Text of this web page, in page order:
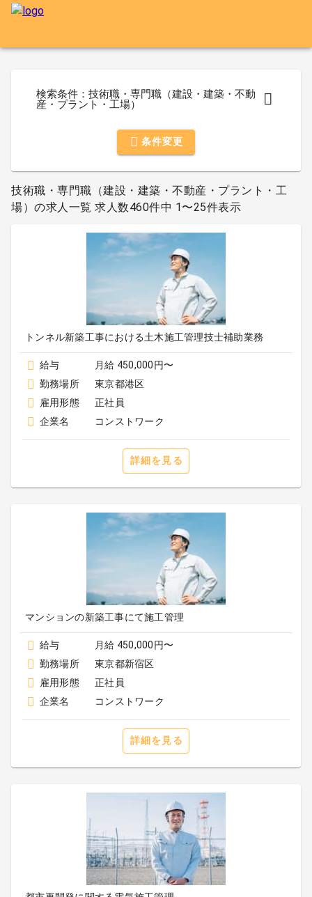
検索条件：技術職・専門職（建設・建築・不動
産・プラント・工場）
条件変更
技術職・専門職（建設・建築・不動産・プラント・工
場）の求人一覧 求人数460件中 1〜25件表示
トンネル新築工事における土木施工管理技士補助業務
給与
月給 450,000円〜
勤務場所
東京都港区
雇用形態
正社員
企業名
コンストワーク
詳細を見る
マンションの新築工事にて施工管理
給与
月給 450,000円〜
勤務場所
東京都新宿区
雇用形態
正社員
企業名
コンストワーク
詳細を見る